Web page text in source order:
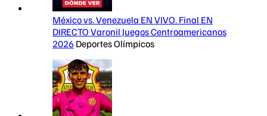
México vs. Venezuela EN VIVO. Final EN
DIRECTO Varonil Juegos Centroamericanos
2026 Deportes Olímpicos